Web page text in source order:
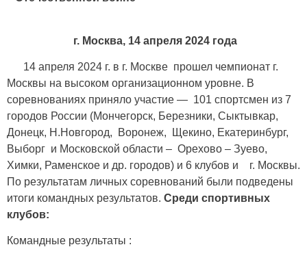
г. Москва, 14 апреля 2024 года
14 апреля 2024 г. в г. Москве прошел чемпионат г.
Москвы на высоком организационном уровне. В
соревнованиях приняло участие — 101 спортсмен из 7
городов России (Мончегорск, Березники, Сыктывкар,
Донецк, Н.Новгород, Воронеж, Щекино, Екатеринбург,
Выборг и Московской области – Орехово – Зуево,
Химки, Раменское и др. городов) и 6 клубов и г. Москвы.
По результатам личных соревнований были подведены
итоги командных результатов. Среди спортивных
клубов:
Командные результаты :